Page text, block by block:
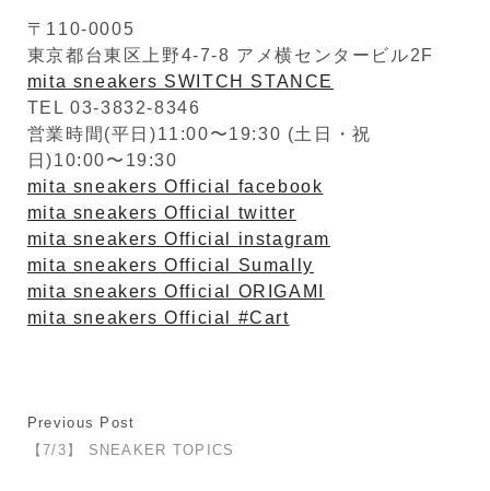
〒110-0005
東京都台東区上野4-7-8 アメ横センタービル2F
mita sneakers SWITCH STANCE
TEL 03-3832-8346
営業時間(平日)11:00〜19:30 (土日・祝
日)10:00〜19:30
mita sneakers Official facebook
mita sneakers Official twitter
mita sneakers Official instagram
mita sneakers Official Sumally
mita sneakers Official ORIGAMI
mita sneakers Official #Cart
Previous Post
【7/3】 SNEAKER TOPICS